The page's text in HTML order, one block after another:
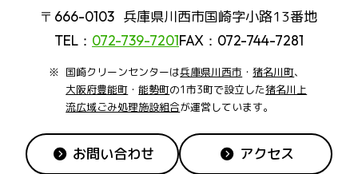
〒666-0103 兵庫県川西市国崎字小路13番地
TEL： 072-739-7201FAX：072-744-7281
国崎クリーンセンターは兵庫県川西市 ・猪名川町、
大阪府豊能町 ・能勢町の1市3町で設立した猪名川上
流広域ごみ処理施設組合が運営しています。
お問い合わせ アクセス